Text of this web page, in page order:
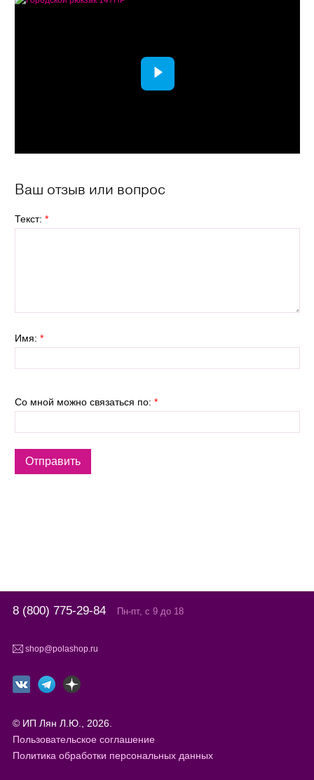
Ваш отзыв или вопрос
Текст: *
Имя: *
Со мной можно связаться по: *
8 (800) 775-29-84 Пн-пт, с 9 до 18
shop@polashop.ru
© ИП Лян Л.Ю., 2026.
Пользовательское соглашение
Политика обработки персональных данных